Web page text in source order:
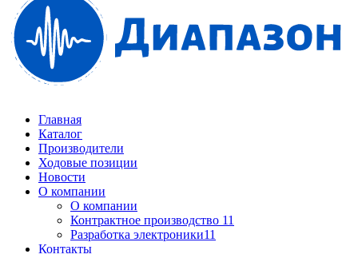
Главная
Каталог
Производители
Ходовые позиции
Новости
О компании
О компании
Контрактное производство 11
Разработка электроники11
Контакты